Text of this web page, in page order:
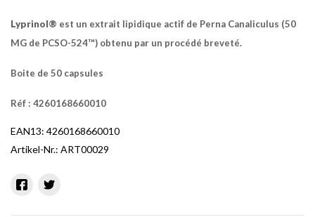
Lyprinol® est un extrait lipidique actif de Perna Canaliculus (50
MG de PCSO-524™) obtenu par un procédé breveté.
Boite de 50 capsules
Réf : 4260168660010
EAN13: 4260168660010
Artikel-Nr.: ART00029